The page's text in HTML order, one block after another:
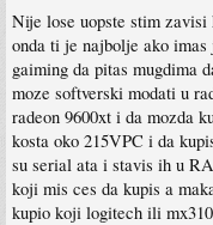
Nije lose uopste stim
onda ti je najbolje ako
gaiming da pitas mugdima
moze softverski modati u
radeon 9600xt i da mozda
kosta oko 215VPC i da
su serial ata i stavis ih u
koji mis ces da kupis a
kupio koji logitech ili